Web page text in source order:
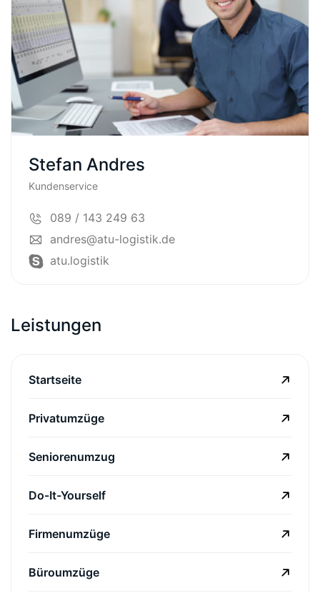
Stefan Andres
Kundenservice
089 / 143 249 63
andres@atu-logistik.de
atu.logistik
Leistungen
Startseite
Privatumzüge
Seniorenumzug
Do-It-Yourself
Firmenumzüge
Büroumzüge